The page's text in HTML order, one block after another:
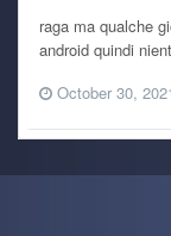
raga ma qualche
android quindi
October 30,